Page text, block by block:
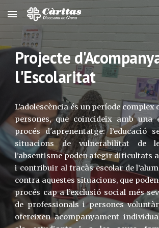
Skip to main content
Projecte
l'Escolaritat
L’adolescència és un període complex
persones, que coincideix amb una
procés d'aprenentatge: l’educació
situacions de vulnerabilitat de
l’absentisme poden afegir dificultats
i contribuir al fracàs escolar de
contra aquestes situacions, que poden
procés cap a l’exclusió social més
de professionals i persones
ofereixen acompanyament